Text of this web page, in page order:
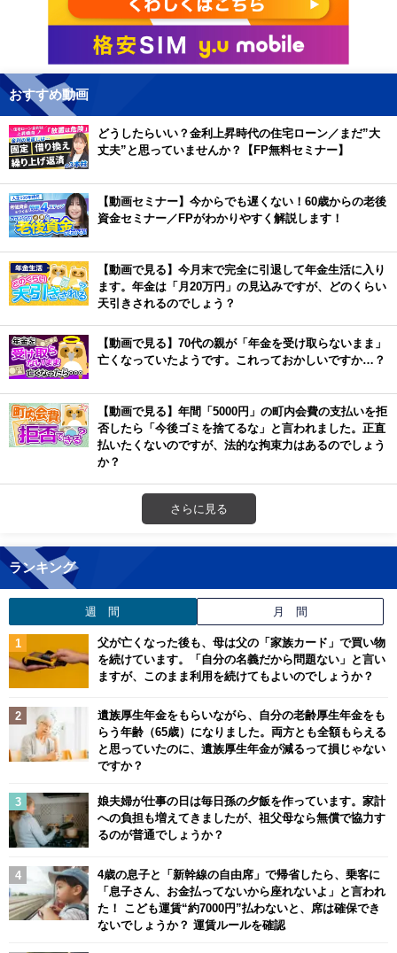
おすすめ動画
どうしたらいい？金利上昇時代の住宅ローン／まだ”大
丈夫”と思っていませんか？【FP無料セミナー】
【動画セミナー】今からでも遅くない！60歳からの老後
資金セミナー／FPがわかりやすく解説します！
【動画で見る】今月末で完全に引退して年金生活に入り
ます。年金は「月20万円」の見込みですが、どのくらい
天引きされるのでしょう？
【動画で見る】70代の親が「年金を受け取らないまま」
亡くなっていたようです。これっておかしいですか…？
【動画で見る】年間「5000円」の町内会費の支払いを拒
否したら「今後ゴミを捨てるな」と言われました。正直
払いたくないのですが、法的な拘束力はあるのでしょう
か？
さらに見る
ランキング
週 間 月 間
父が亡くなった後も、母は父の「家族カード」で買い物
を続けています。「自分の名義だから問題ない」と言い
ますが、このまま利用を続けてもよいのでしょうか？
遺族厚生年金をもらいながら、自分の老齢厚生年金をも
らう年齢（65歳）になりました。両方とも全額もらえる
と思っていたのに、遺族厚生年金が減るって損じゃない
ですか？
娘夫婦が仕事の日は毎日孫の夕飯を作っています。家計
への負担も増えてきましたが、祖父母なら無償で協力す
るのが普通でしょうか？
4歳の息子と「新幹線の自由席」で帰省したら、乗客に
「息子さん、お金払ってないから座れないよ」と言われ
た！ こども運賃“約7000円”払わないと、席は確保でき
ないでしょうか？ 運賃ルールを確認